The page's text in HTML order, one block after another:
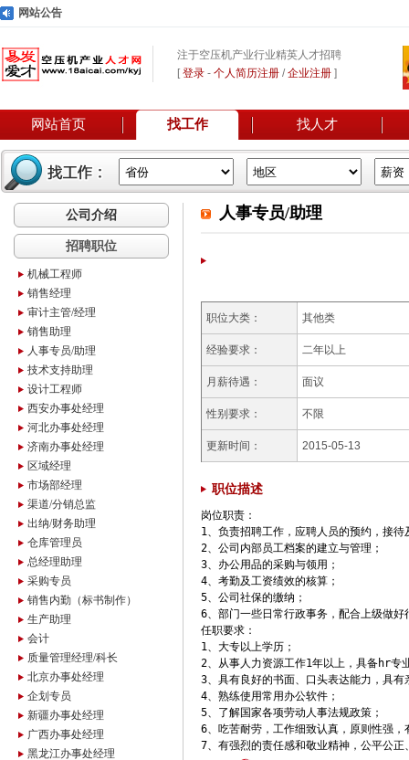
网站公告
注于空压机产业行业精英人才招聘
[登录 - 个人简历注册 /企业注册 ]
网站首页 找工作 找人才
公司介绍
招聘职位
机械工程师
销售经理
审计主管/经理
销售助理
人事专员/助理
技术支持助理
设计工程师
西安办事处经理
河北办事处经理
济南办事处经理
区域经理
市场部经理
渠道/分销总监
出纳/财务助理
仓库管理员
总经理助理
采购专员
销售内勤（标书制作）
生产助理
会计
质量管理经理/科长
北京办事处经理
企划专员
新疆办事处经理
广西办事处经理
黑龙江办事处经理
人事专员/助理
职位大类： 其他类
经验要求： 二年以上
月薪待遇： 面议
性别要求： 不限
更新时间： 2015-05-13
职位描述
岗位职责：
1、负责招聘工作，应聘人员的预约，接待
2、公司内部员工档案的建立与管理；
3、办公用品的采购与领用；
4、考勤及工资绩效的核算；
5、公司社保的缴纳；
6、部门一些日常行政事务，配合上级做好
任职要求：
1、大专以上学历；
2、从事人力资源工作1年以上，具备hr专
3、具有良好的书面、口头表达能力，具
4、熟练使用常用办公软件；
5、了解国家各项劳动人事法规政策；
6、吃苦耐劳，工作细致认真，原则性强
7、有强烈的责任感和敬业精神，公平公